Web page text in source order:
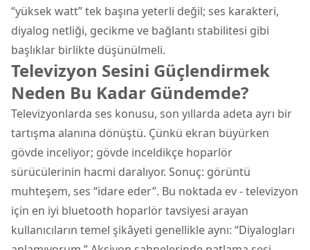
“yüksek watt” tek başına yeterli değil; ses karakteri,
diyalog netliği, gecikme ve bağlantı stabilitesi gibi
başlıklar birlikte düşünülmeli.
Televizyon Sesini Güçlendirmek
Neden Bu Kadar Gündemde?
Televizyonlarda ses konusu, son yıllarda adeta ayrı bir
tartışma alanına dönüştü. Çünkü ekran büyürken
gövde inceliyor; gövde inceldikçe hoparlör
sürücülerinin hacmi daralıyor. Sonuç: görüntü
muhteşem, ses “idare eder”. Bu noktada ev - televizyon
için en iyi bluetooth hoparlör tavsiyesi arayan
kullanıcıların temel şikâyeti genellikle aynı: “Diyalogları